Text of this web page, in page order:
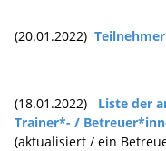
(20.01.2022)
(18.01.2022) Liste der
Trainer*- /
(aktualisiert / ein